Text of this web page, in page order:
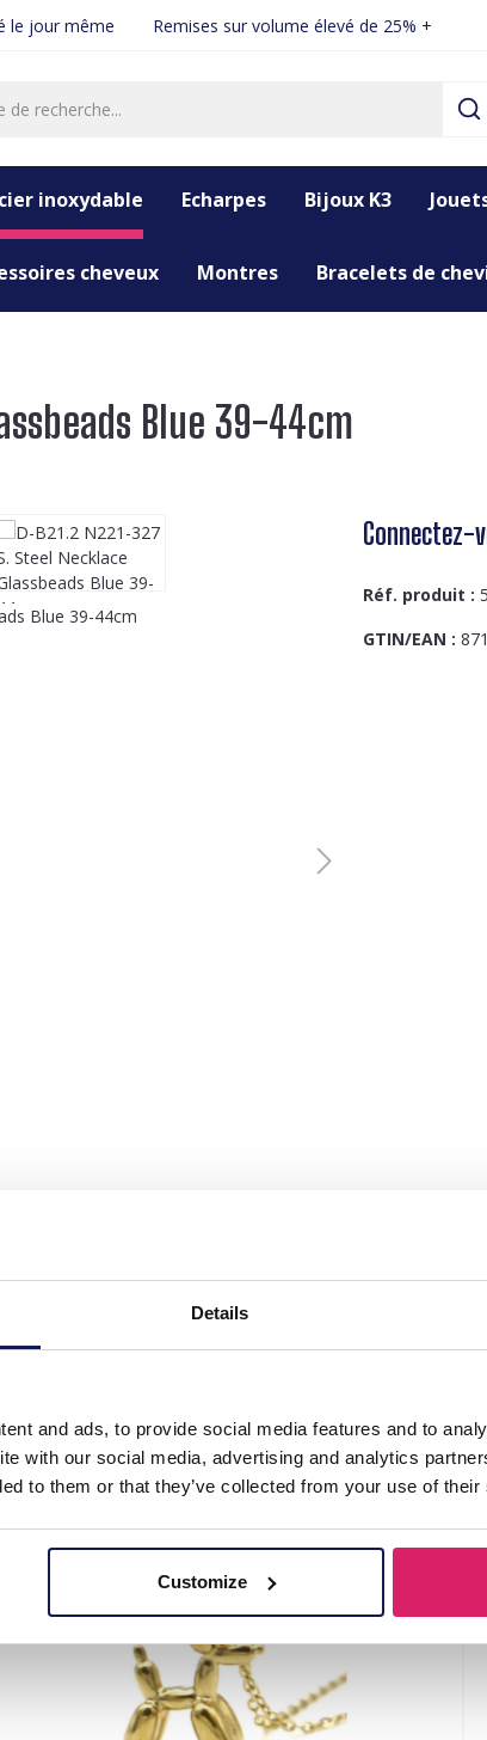
Details
and ads, to provide social media features and to
with our social media, advertising and analytics
to them or that they’ve collected from your use of
Customize
le jour même Remises sur volume élevé de 25% +
inoxydable Echarpes Bijoux K3
cheveux Montres Bracelets de
Blue 39-44cm
Connectez-
Réf. produit :
GTIN/EAN :
Necklace Glassbeads Blue 39-44cm"